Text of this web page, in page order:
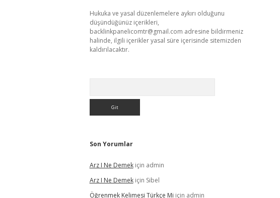
Hukuka ve yasal düzenlemelere aykırı olduğunu
düşündüğünüz içerikleri,
backlinkpanelicomtr@gmail.com adresine bildirmeniz
halinde, ilgili içerikler yasal süre içerisinde sitemizden
kaldırılacaktır.
Son Yorumlar
Arz I Ne Demekiçin admin
Arz I Ne Demekiçin Sibel
Öğrenmek Kelimesi Türkçe Mi için admin